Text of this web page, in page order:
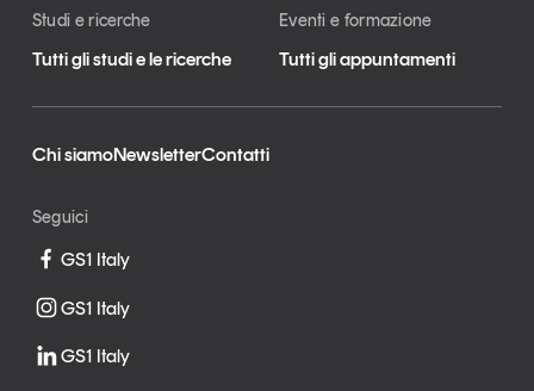
Studi e ricerche
Tutti gli studi e le ricerche
Eventi e formazione
Tutti gli appuntamenti
Chi siamoNewsletterContatti
Seguici
GS1 Italy
GS1 Italy
GS1 Italy